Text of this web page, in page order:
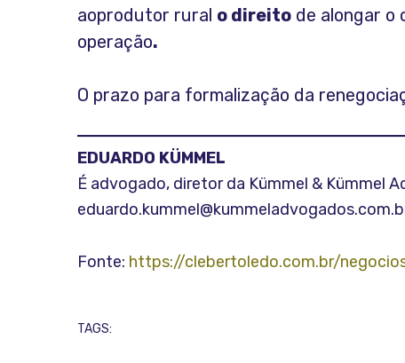
aoprodutor rural o direito de alongar o
operação.
O prazo para formalização da
EDUARDO KÜMMEL
É advogado, diretor da Kümmel & Kümmel
Fonte: https://clebertoledo.com.br/
TAGS: